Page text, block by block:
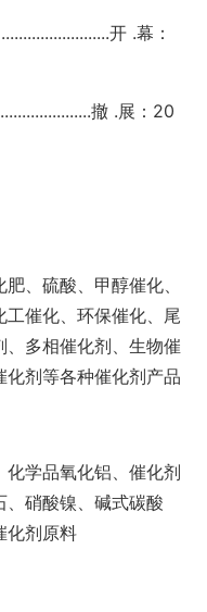
开 .幕：
撤 .展：20
、硫酸、甲醇催化、
催化、环保催化、尾
多相催化剂、生物催
化剂等各种催化剂产品
学品氧化铝、催化剂
硝酸镍、碱式碳酸
化剂原料